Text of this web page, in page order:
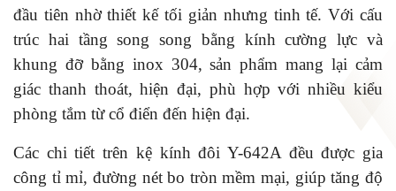
đầu tiên nhờ thiết kế tối giản nhưng tinh tế. Với cấu
trúc hai tầng song song bằng kính cường lực và
khung đỡ bằng inox 304, sản phẩm mang lại cảm
giác thanh thoát, hiện đại, phù hợp với nhiều kiểu
phòng tắm từ cổ điển đến hiện đại.
Các chi tiết trên kệ kính đôi Y-642A đều được gia
công tỉ mỉ, đường nét bo tròn mềm mại, giúp tăng độ